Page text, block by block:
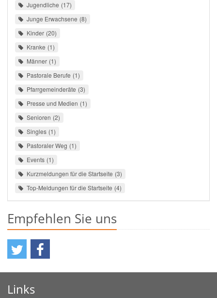
Jugendliche 17
Junge Erwachsene 8
Kinder 20
Kranke 1
Männer 1
Pastorale Berufe 1
Pfarrgemeinderäte 3
Presse und Medien 1
Senioren 2
Singles 1
Pastoraler Weg 1
Events 1
Kurzmeldungen für die Startseite 3
Top-Meldungen für die Startseite 4
Empfehlen Sie uns
Links